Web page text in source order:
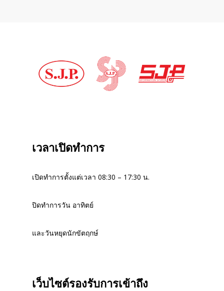
เวลาเปิดทำการ
เปิดทำการตั้งแต่เวลา 08:30 – 17:30 น.
ปิดทำการวัน อาทิตย์
และวันหยุดนักขัตฤกษ์
เว็บไซต์รองรับการเข้าถึง